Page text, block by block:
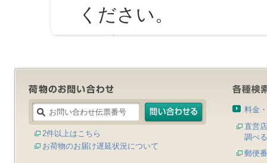
ください。
2件以上はこちら
お荷物のお届け遅延状況について
料金
直営
調べる
郵便